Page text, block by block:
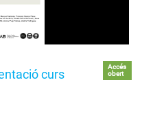
curs
Accés
obert